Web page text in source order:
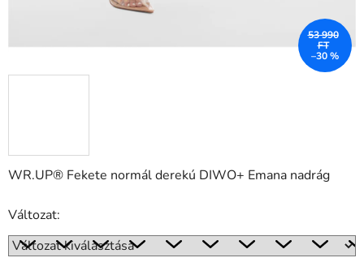
WR.UP® Fekete normál derekú DIWO+ Emana nadrág
Változat:
53 990
FT
–30 %